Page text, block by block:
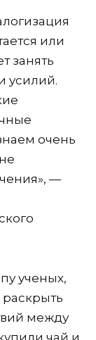
или
занять
усилий.
очень
—
ученых,
между
чай и